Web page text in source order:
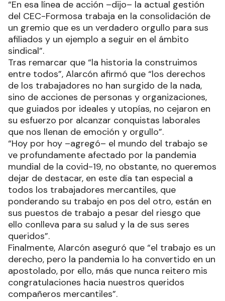
“En esa línea de acción –dijo– la actual gestión
del CEC-Formosa trabaja en la consolidación de
un gremio que es un verdadero orgullo para sus
afiliados y un ejemplo a seguir en el ámbito
sindical”.
Tras remarcar que “la historia la construimos
entre todos”, Alarcón afirmó que “los derechos
de los trabajadores no han surgido de la nada,
sino de acciones de personas y organizaciones,
que guiados por ideales y utopías, no cejaron en
su esfuerzo por alcanzar conquistas laborales
que nos llenan de emoción y orgullo”.
“Hoy por hoy –agregó– el mundo del trabajo se
ve profundamente afectado por la pandemia
mundial de la covid-19, no obstante, no queremos
dejar de destacar, en este día tan especial a
todos los trabajadores mercantiles, que
ponderando su trabajo en pos del otro, están en
sus puestos de trabajo a pesar del riesgo que
ello conlleva para su salud y la de sus seres
queridos”.
Finalmente, Alarcón aseguró que “el trabajo es un
derecho, pero la pandemia lo ha convertido en un
apostolado, por ello, más que nunca reitero mis
congratulaciones hacia nuestros queridos
compañeros mercantiles”.